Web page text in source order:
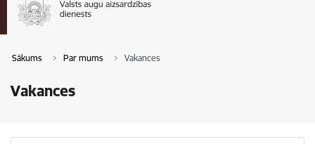
Sākums Par mums Vakances
Vakances